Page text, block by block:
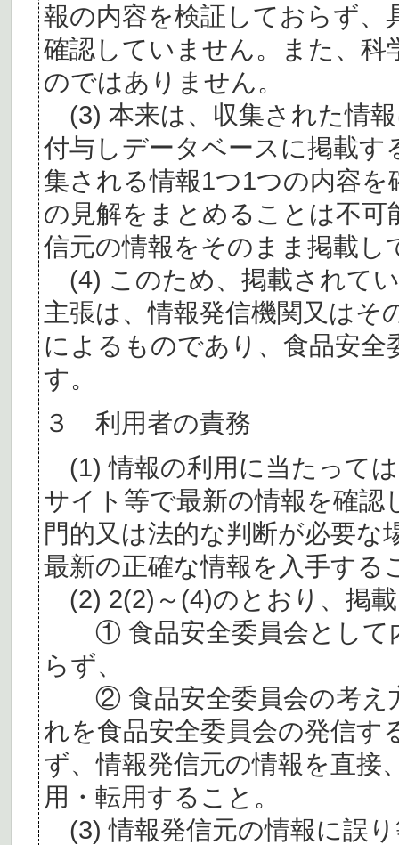
報の内容を検証しておらず、
確認していません。また、
のではありません。
(3) 本来は、収集された情
付与しデータベースに掲載
集される情報1つ1つの内容
の見解をまとめることは不
信元の情報をそのまま掲載し
(4) このため、掲載されて
主張は、情報発信機関又はそ
によるものであり、食品安
す。
３ 利用者の責務
(1) 情報の利用に当たって
サイト等で最新の情報を確認
門的又は法的な判断が必要
最新の正確な情報を入手する
(2) 2(2)～(4)のとおり、掲
① 食品安全委員会として
らず、
② 食品安全委員会の考え
れを食品安全委員会の発信す
ず、情報発信元の情報を直接
用・転用すること。
(3) 情報発信元の情報に誤